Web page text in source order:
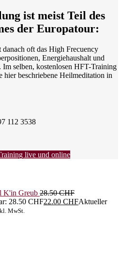
ist meist Teil des
der Europatour:
oft das High Frecuency
Energiehaushalt und
selben, kostenlosen HFT-Training
hier beschriebene Heilmeditation in
112 3538
live und online
K'in Greub 28.50CHF
28.50 CHF22.00 CHFAktueller
MwSt.